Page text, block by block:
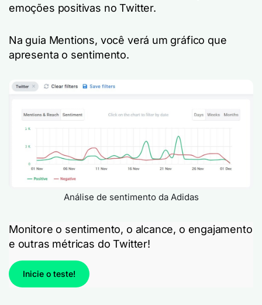
emoções positivas no Twitter.
Na guia Mentions, você verá um gráfico que
apresenta o sentimento.
Análise de sentimento da Adidas
Monitore o sentimento, o alcance, o engajamento
e outras métricas do Twitter!
Inicie o teste!